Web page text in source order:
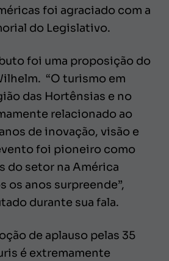
foi agraciado com a
do Legislativo.
foi uma proposição do
“O turismo em
das Hortênsias e no
relacionado ao
de inovação, visão e
foi pioneiro como
do setor na América
os anos surpreende”,
durante sua fala.
de aplauso pelas 35
é extremamente